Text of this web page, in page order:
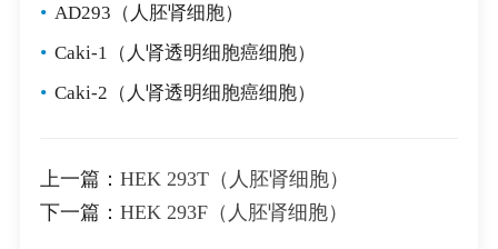
• AD293（人胚肾细胞）
• Caki-1（人肾透明细胞癌细胞）
• Caki-2（人肾透明细胞癌细胞）
上一篇： HEK 293T（人胚肾细胞）
下一篇： HEK 293F（人胚肾细胞）